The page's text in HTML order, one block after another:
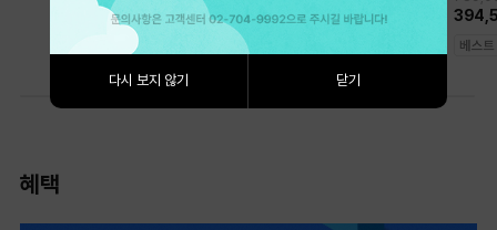
혜택
다시 보지 않기 닫기